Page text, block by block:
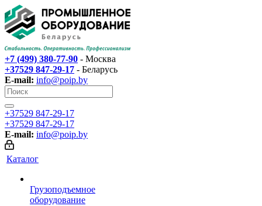
+7 (499) 380-77-90 - Москва
+37529 847-29-17‬ - Беларусь
E-mail: info@poip.by
+37529 847-29-17‬
+37529 847-29-17‬
E-mail: info@poip.by
Каталог
Грузоподъемное
оборудование